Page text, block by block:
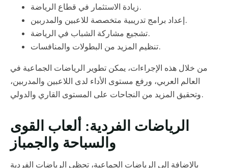
زيادة الاستثمار في قطاع الرياضة.
إعداد برامج تدريبية متخصصة للاعبين والمدربين.
تشجيع مشاركة الشباب في الرياضة.
تنظيم المزيد من البطولات والمنافسات.
من خلال هذه الإجراءات، يمكن تطوير الرياضات الجماعية في
العالم العربي، ورفع مستوى الأداء لدى اللاعبين والمدربين،
وتحقيق المزيد من النجاحات على المستوى القاري والدولي.
الرياضات الفردية: ألعاب القوى
والسباحة والجمباز
بالإضافة إلى الرياضات الجماعية، تحظى الرياضات الفردية